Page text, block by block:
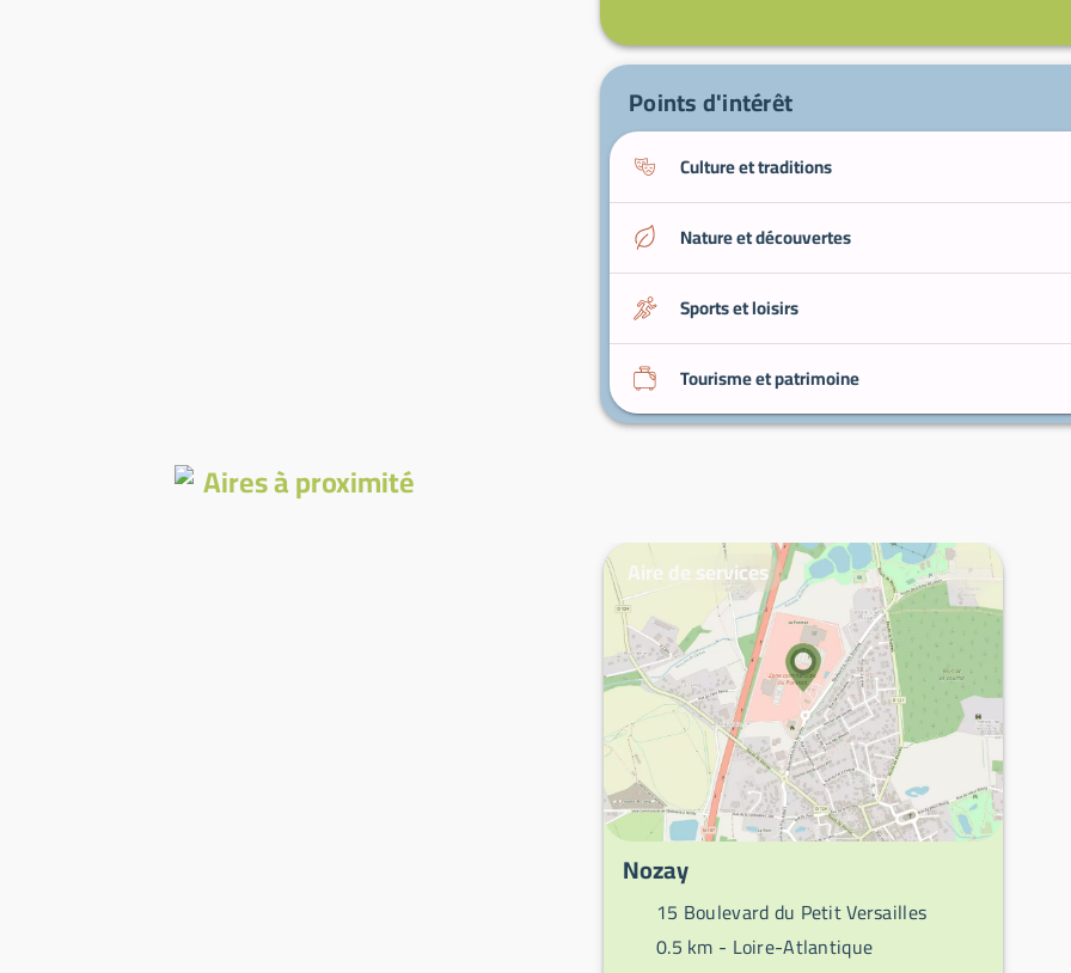
Points d'intérêt
Culture et traditions
Nature et découvertes
Sports et loisirs
Tourisme et patrimoine
Aires à proximité
Aire de services
Nozay
15 Boulevard du Petit Versailles
0.5 km - Loire-Atlantique